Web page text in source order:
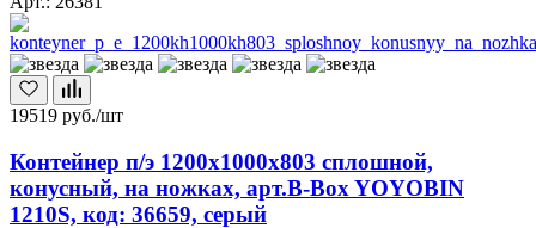
19519 руб./шт
Контейнер п/э 1200х1000х803 сплошной,
конусный, на ножках, арт.B-Box YOYOBIN
1210S, код: 36659, серый